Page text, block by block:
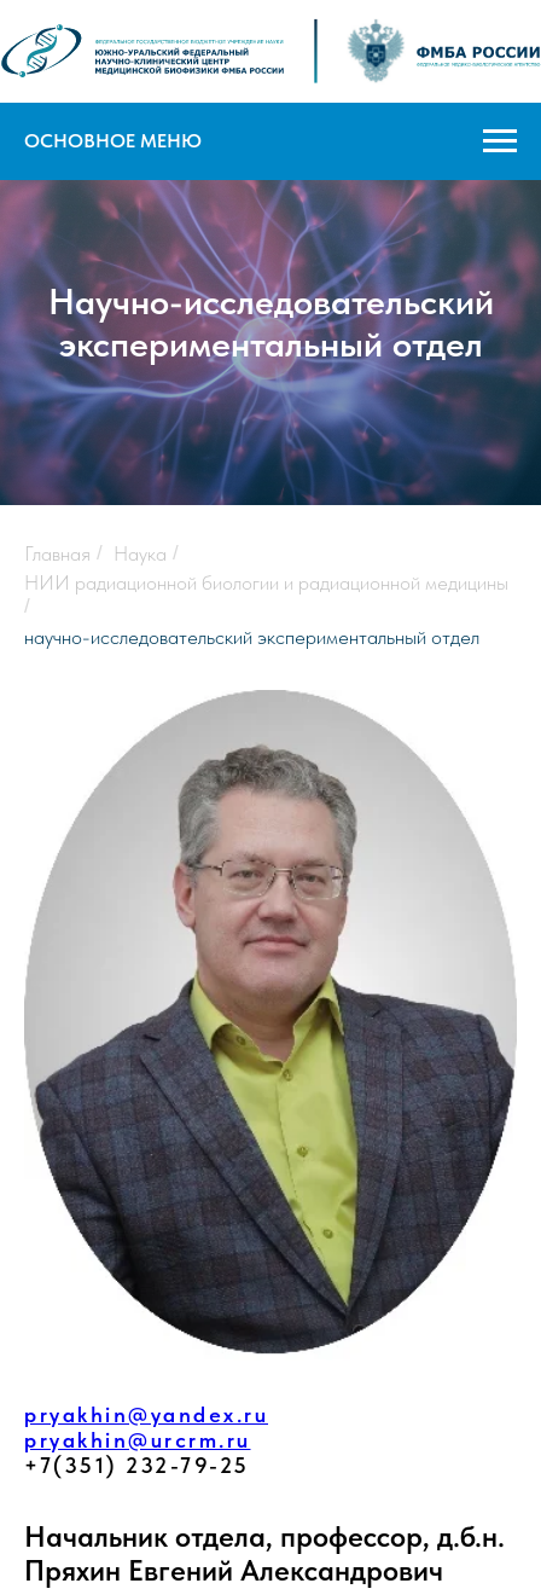
ОСНОВНОЕ МЕНЮ
Научно-исследовательский
экспериментальный отдел
Главная / Наука /
НИИ радиационной биологии и радиационной медицины
/
научно-исследовательский экспериментальный отдел
pryakhin@yandex.ru
pryakhin@urcrm.ru
+7(351) 232-79-25
Начальник отдела, профессор, д.б.н.
Пряхин Евгений Александрович